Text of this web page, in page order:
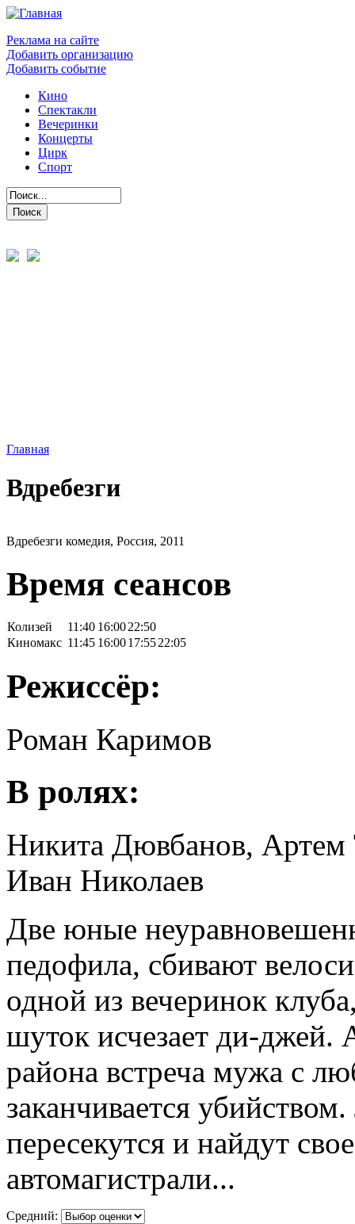
Реклама на сайте
Добавить организацию
Добавить событие
Кино
Спектакли
Вечеринки
Концерты
Цирк
Спорт
Главная
Вдребезги
Вдребезги комедия, Россия, 2011
Время сеансов
Колизей 11:40 16:0022:50
Киномакс 11:45 16:0017:5522:05
Режиссёр:
Роман Каримов
В ролях:
Никита Дювбанов, Артем
Иван Николаев
Две юные
педофила, сбивают
одной из вечеринок
шуток исчезает ди-джей.
района встреча мужа с
заканчивается
пересекутся и найдут
автомагистрали...
Средний: